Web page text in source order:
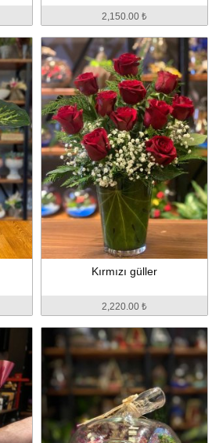
2,150.00 ₺
Kırmızı güller
2,220.00 ₺